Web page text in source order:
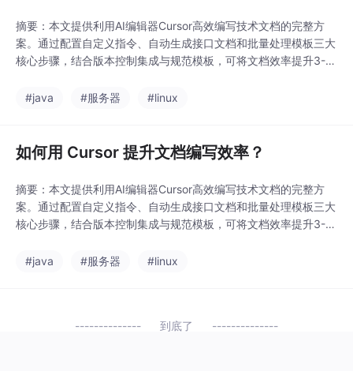
摘要：本文提供利用AI编辑器Cursor高效编写技术文档的完整方
案。通过配置自定义指令、自动生成接口文档和批量处理模板三大
核心步骤，结合版本控制集成与规范模板，可将文档效率提升3-5
缩短至5分钟）及进阶技巧（多语言生成、合规检查等），实现从
#java #服务器 #linux
如何用 Cursor 提升文档编写效率？
摘要：本文提供利用AI编辑器Cursor高效编写技术文档的完整方
案。通过配置自定义指令、自动生成接口文档和批量处理模板三大
核心步骤，结合版本控制集成与规范模板，可将文档效率提升3-5
缩短至5分钟）及进阶技巧（多语言生成、合规检查等），实现从
#java #服务器 #linux
到底了